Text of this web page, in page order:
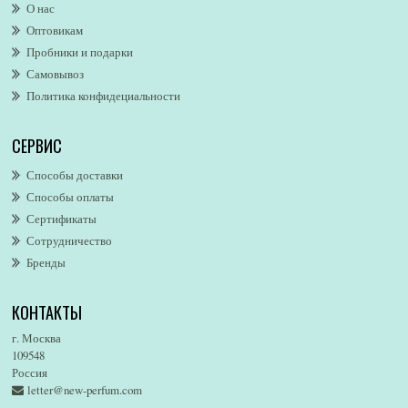
Alexandre. J
Alford & Hoff
Alfred Dunhill
Alfred Ritchy
Alfred Sung
AllSaints
Alsayad
Altaia
Alvarez Gomez
Alviero Martini
Alyson Oldoini
American Eagle
Amore Segreto
Amorino
Amouage
О нас
Оптовикам
Пробники и подарки
Самовывоз
Политика конфидециальности
СЕРВИС
Способы доставки
Способы оплаты
Сертификаты
Сотрудничество
Бренды
КОНТАКТЫ
г. Москва
109548
Россия
letter@new-perfum.com